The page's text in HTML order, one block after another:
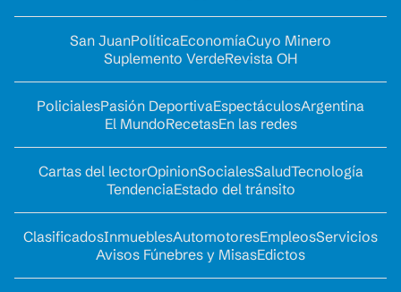
San JuanPolíticaEconomíaCuyo Minero
Suplemento VerdeRevista OH
PolicialesPasión DeportivaEspectáculosArgentina
El MundoRecetasEn las redes
Cartas del lectorOpinionSocialesSaludTecnología
TendenciaEstado del tránsito
ClasificadosInmueblesAutomotoresEmpleosServicios
Avisos Fúnebres y MisasEdictos